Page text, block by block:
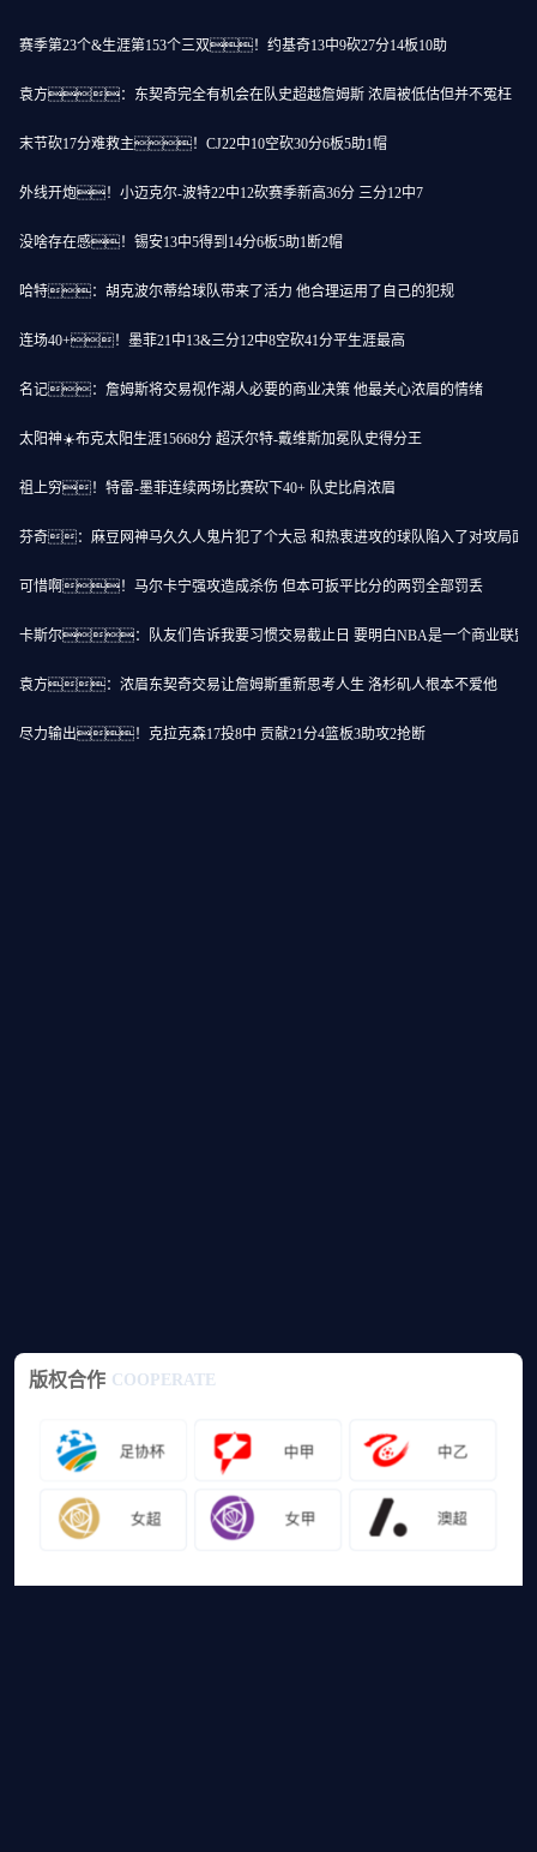
赛季第23个&生涯第153个三双！约基奇13中9砍27分14板10助
袁方：东契奇完全有机会在队史超越詹姆斯 浓眉被低估但并不冤枉
末节砍17分难救主！CJ22中10空砍30分6板5助1帽
外线开炮！小迈克尔-波特22中12砍赛季新高36分 三分12中7
没啥存在感！锡安13中5得到14分6板5助1断2帽
哈特：胡克波尔蒂给球队带来了活力 他合理运用了自己的犯规
连场40+！墨菲21中13&三分12中8空砍41分平生涯最高
名记：詹姆斯将交易视作湖人必要的商业决策 他最关心浓眉的情绪
太阳神☀️布克太阳生涯15668分 超沃尔特-戴维斯加冕队史得分王
祖上穷！特雷-墨菲连续两场比赛砍下40+ 队史比肩浓眉
芬奇：麻豆网神马久久人鬼片犯了个大忌 和热衷进攻的球队陷入了对攻局面
可惜啊！马尔卡宁强攻造成杀伤 但本可扳平比分的两罚全部罚丢
卡斯尔：队友们告诉我要习惯交易截止日 要明白NBA是一个商业联盟
袁方：浓眉东契奇交易让詹姆斯重新思考人生 洛杉矶人根本不爱他
尽力输出！克拉克森17投8中 贡献21分4篮板3助攻2抢断
版权合作 COOPERATE